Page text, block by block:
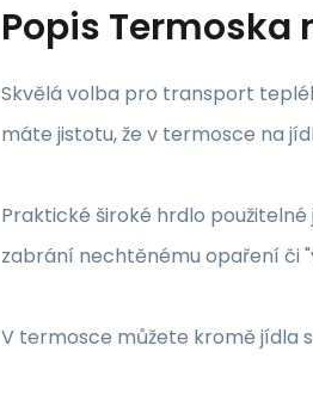
Popis Termoska
Skvělá volba pro transport
máte jistotu, že v termosce na
Praktické široké hrdlo
zabrání nechtěnému opaření či
V termosce můžete kromě jídla